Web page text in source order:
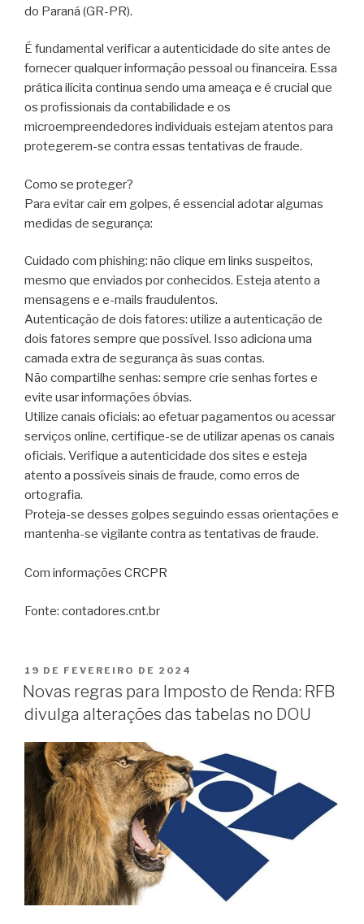
do Paraná (GR-PR).
É fundamental verificar a autenticidade do site antes de
fornecer qualquer informação pessoal ou financeira. Essa
prática ilícita continua sendo uma ameaça e é crucial que
os profissionais da contabilidade e os
microempreendedores individuais estejam atentos para
protegerem-se contra essas tentativas de fraude.
Como se proteger?
Para evitar cair em golpes, é essencial adotar algumas
medidas de segurança:
Cuidado com phishing: não clique em links suspeitos,
mesmo que enviados por conhecidos. Esteja atento a
mensagens e e-mails fraudulentos.
Autenticação de dois fatores: utilize a autenticação de
dois fatores sempre que possível. Isso adiciona uma
camada extra de segurança às suas contas.
Não compartilhe senhas: sempre crie senhas fortes e
evite usar informações óbvias.
Utilize canais oficiais: ao efetuar pagamentos ou acessar
serviços online, certifique-se de utilizar apenas os canais
oficiais. Verifique a autenticidade dos sites e esteja
atento a possíveis sinais de fraude, como erros de
ortografia.
Proteja-se desses golpes seguindo essas orientações e
mantenha-se vigilante contra as tentativas de fraude.
Com informações CRCPR
Fonte: contadores.cnt.br
19 DE FEVEREIRO DE 2024
Novas regras para Imposto de Renda: RFB
divulga alterações das tabelas no DOU